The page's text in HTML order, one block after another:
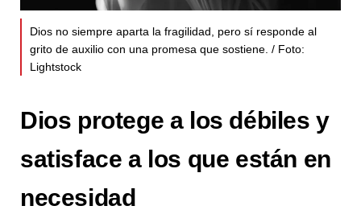
Dios no siempre aparta la fragilidad, pero sí responde al
grito de auxilio con una promesa que sostiene. / Foto:
Lightstock
Dios protege a los débiles y
satisface a los que están en
necesidad